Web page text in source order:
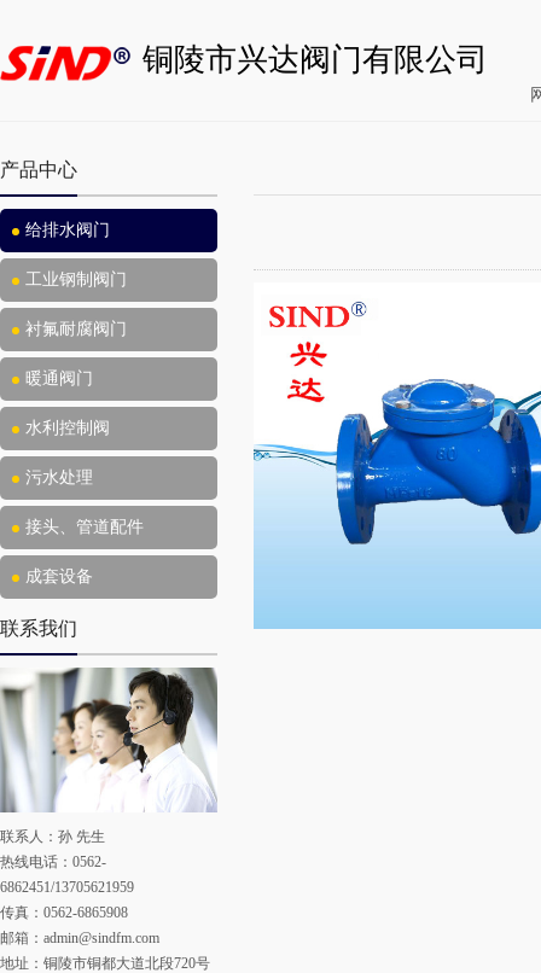
铜陵市兴达阀门有限公司
产品中心
给排水阀门
工业钢制阀门
衬氟耐腐阀门
暖通阀门
水利控制阀
污水处理
接头、管道配件
成套设备
联系我们
联系人：孙 先生
热线电话：0562-
6862451/13705621959
传真：0562-6865908
邮箱： admin@sindfm.com
地址：铜陵市铜都大道北段720号